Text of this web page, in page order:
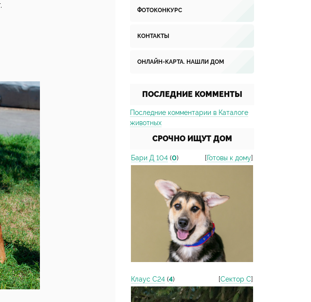
ФОТОКОНКУРС
КОНТАКТЫ
ОНЛАЙН-КАРТА. НАШЛИ ДОМ
ПОСЛЕДНИЕ КОММЕНТЫ
Последние комментарии в Каталоге
животных
СРОЧНО ИЩУТ ДОМ
Бари Д 104 (0) [Готовы к дому]
Клаус С24 (4) [Сектор С]